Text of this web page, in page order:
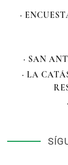
·
· SAN
· LA